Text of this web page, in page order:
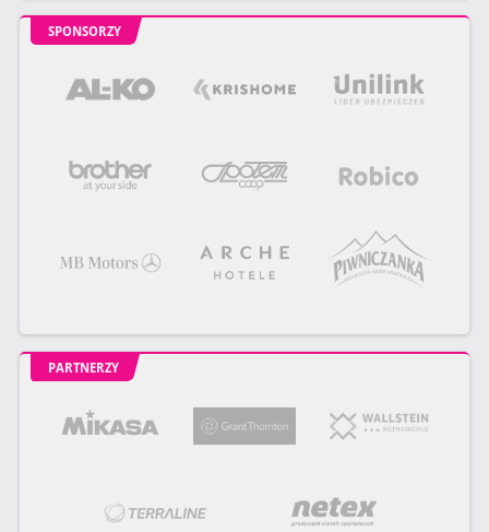
SPONSORZY
PARTNERZY